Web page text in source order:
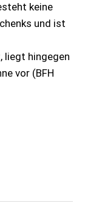
keine
und ist
liegt hingegen
vor (BFH